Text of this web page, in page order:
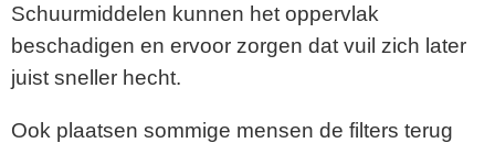
Schuurmiddelen kunnen het oppervlak
beschadigen en ervoor zorgen dat vuil zich later
juist sneller hecht.
Ook plaatsen sommige mensen de filters terug